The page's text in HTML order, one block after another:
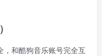
，和酷狗音乐账号完全互